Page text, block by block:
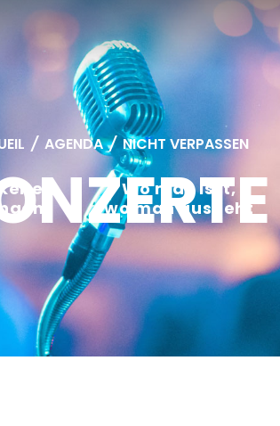
Wo man isst,
wo man ausgeht
/ AGENDA / NICHT VERPASSEN